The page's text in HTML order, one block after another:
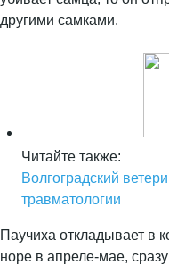
другими самками.
Читайте также:
Волгоградский
травматологии
Паучиха откладывает в
норе в апреле-мае,